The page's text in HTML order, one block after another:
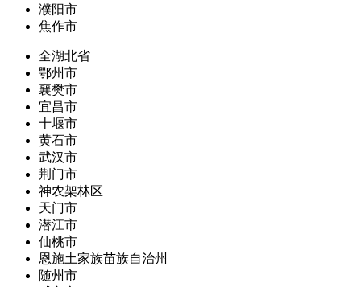
濮阳市
焦作市
全湖北省
鄂州市
襄樊市
宜昌市
十堰市
黄石市
武汉市
荆门市
神农架林区
天门市
潜江市
仙桃市
恩施土家族苗族自治州
随州市